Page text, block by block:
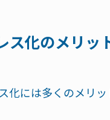
ス化のメリッ
化には多くのメリッ